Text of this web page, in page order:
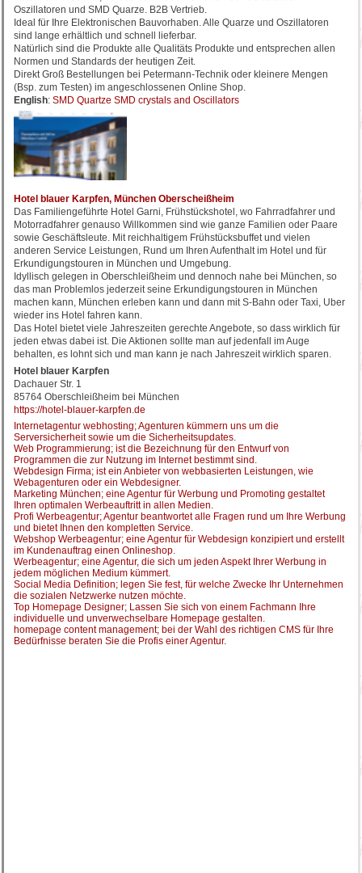
Oszillatoren und SMD Quarze. B2B Vertrieb.
Ideal für Ihre Elektronischen Bauvorhaben. Alle Quarze und Oszillatoren
sind lange erhältlich und schnell lieferbar.
Natürlich sind die Produkte alle Qualitäts Produkte und entsprechen allen
Normen und Standards der heutigen Zeit.
Direkt Groß Bestellungen bei Petermann-Technik oder kleinere Mengen
(Bsp. zum Testen) im angeschlossenen Online Shop.
English: SMD Quartze SMD crystals and Oscillators
Hotel blauer Karpfen, München Oberscheißheim
Das Familiengeführte Hotel Garni, Frühstückshotel, wo Fahrradfahrer und
Motorradfahrer genauso Willkommen sind wie ganze Familien oder Paare
sowie Geschäftsleute. Mit reichhaltigem Frühstücksbuffet und vielen
anderen Service Leistungen, Rund um Ihren Aufenthalt im Hotel und für
Erkundigungstouren in München und Umgebung.
Idyllisch gelegen in Oberschleißheim und dennoch nahe bei München, so
das man Problemlos jederzeit seine Erkundigungstouren in München
machen kann, München erleben kann und dann mit S-Bahn oder Taxi, Uber
wieder ins Hotel fahren kann.
Das Hotel bietet viele Jahreszeiten gerechte Angebote, so dass wirklich für
jeden etwas dabei ist. Die Aktionen sollte man auf jedenfall im Auge
behalten, es lohnt sich und man kann je nach Jahreszeit wirklich sparen.
Hotel blauer Karpfen
Dachauer Str. 1
85764 Oberschleißheim bei München
https://hotel-blauer-karpfen.de
Internetagentur webhosting; Agenturen kümmern uns um die
Serversicherheit sowie um die Sicherheitsupdates.
Web Programmierung; ist die Bezeichnung für den Entwurf von
Programmen die zur Nutzung im Internet bestimmt sind.
Webdesign Firma; ist ein Anbieter von webbasierten Leistungen, wie
Webagenturen oder ein Webdesigner.
Marketing München; eine Agentur für Werbung und Promoting gestaltet
Ihren optimalen Werbeauftritt in allen Medien.
Profi Werbeagentur; Agentur beantwortet alle Fragen rund um Ihre Werbung
und bietet Ihnen den kompletten Service.
Webshop Werbeagentur; eine Agentur für Webdesign konzipiert und erstellt
im Kundenauftrag einen Onlineshop.
Werbeagentur; eine Agentur, die sich um jeden Aspekt Ihrer Werbung in
jedem möglichen Medium kümmert.
Social Media Definition; legen Sie fest, für welche Zwecke Ihr Unternehmen
die sozialen Netzwerke nutzen möchte.
Top Homepage Designer; Lassen Sie sich von einem Fachmann Ihre
individuelle und unverwechselbare Homepage gestalten.
homepage content management; bei der Wahl des richtigen CMS für Ihre
Bedürfnisse beraten Sie die Profis einer Agentur.